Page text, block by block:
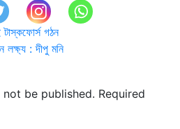
টাস্কফোর্স গঠন
লক্ষ্য : দীপু মনি
be published. Required